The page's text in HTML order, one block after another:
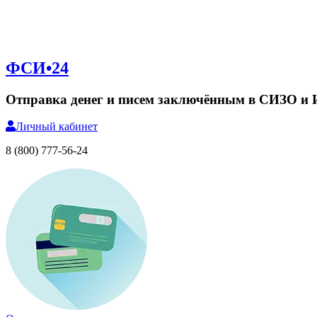
ФСИ•24
Отправка денег и писем заключённым в СИЗО и
Личный кабинет
8 (800) 777-56-24